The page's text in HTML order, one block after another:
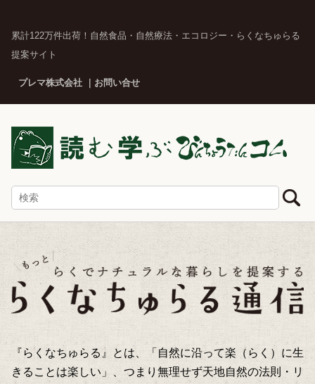
累計122万件出荷！自然食品・自然療法・エコロジー・らくなちゅらる
提案サイト
プレマ株式会社 お問い合せ
『らくなちゅらる』とは、「自然に沿って楽（らく）に生
きることは楽しい」、つまり無理せず天地自然の法則・リ